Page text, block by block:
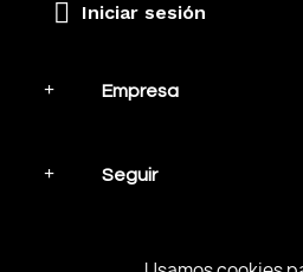
Iniciar sesión
Empresa
Seguir
Mantente en